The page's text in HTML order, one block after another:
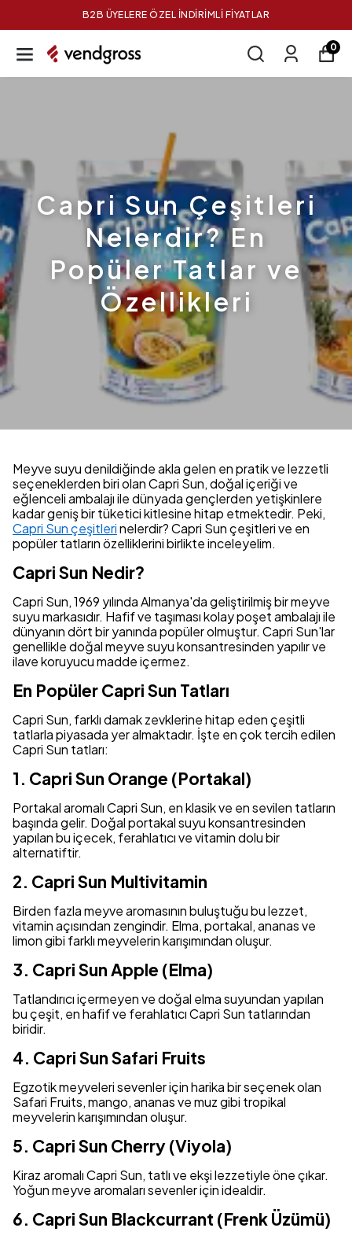
B2B ÜYELERE ÖZEL İNDİRİMLİ FİYATLAR
0
Capri Sun Çeşitleri
Nelerdir? En
Popüler Tatlar ve
Özellikleri
Meyve suyu denildiğinde akla gelen en pratik ve lezzetli
seçeneklerden biri olan Capri Sun, doğal içeriği ve
eğlenceli ambalajı ile dünyada gençlerden yetişkinlere
kadar geniş bir tüketici kitlesine hitap etmektedir. Peki,
Capri Sun çeşitlerinelerdir? Capri Sun çeşitleri ve en
popüler tatların özelliklerini birlikte inceleyelim.
Capri Sun Nedir?
Capri Sun, 1969 yılında Almanya'da geliştirilmiş bir meyve
suyu markasıdır. Hafif ve taşıması kolay poşet ambalajı ile
dünyanın dört bir yanında popüler olmuştur. Capri Sun'lar
genellikle doğal meyve suyu konsantresinden yapılır ve
ilave koruyucu madde içermez.
En Popüler Capri Sun Tatları
Capri Sun, farklı damak zevklerine hitap eden çeşitli
tatlarla piyasada yer almaktadır. İşte en çok tercih edilen
Capri Sun tatları:
1. Capri Sun Orange (Portakal)
Portakal aromalı Capri Sun, en klasik ve en sevilen tatların
başında gelir. Doğal portakal suyu konsantresinden
yapılan bu içecek, ferahlatıcı ve vitamin dolu bir
alternatiftir.
2. Capri Sun Multivitamin
Birden fazla meyve aromasının buluştuğu bu lezzet,
vitamin açısından zengindir. Elma, portakal, ananas ve
limon gibi farklı meyvelerin karışımından oluşur.
3. Capri Sun Apple (Elma)
Tatlandırıcı içermeyen ve doğal elma suyundan yapılan
bu çeşit, en hafif ve ferahlatıcı Capri Sun tatlarından
biridir.
4. Capri Sun Safari Fruits
Egzotik meyveleri sevenler için harika bir seçenek olan
Safari Fruits, mango, ananas ve muz gibi tropikal
meyvelerin karışımından oluşur.
5. Capri Sun Cherry (Viyola)
Kiraz aromalı Capri Sun, tatlı ve ekşi lezzetiyle öne çıkar.
Yoğun meyve aromaları sevenler için idealdir.
6. Capri Sun Blackcurrant (Frenk Üzümü)